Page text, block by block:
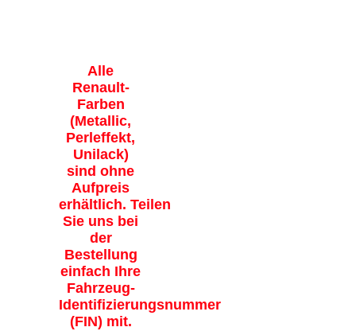
Alle
Renault-
Farben
(Metallic,
Perleffekt,
Unilack)
sind ohne
Aufpreis
erhältlich. Teilen
Sie uns bei
der
Bestellung
einfach Ihre
Fahrzeug-
Identifizierungsnummer
(FIN) mit.